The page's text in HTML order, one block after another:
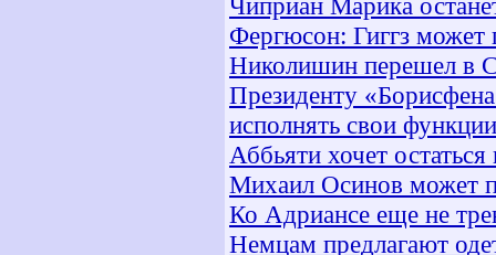
Фергюсон: Гиггз может
Николишин перешел в
Президенту
исполнять свои функции
Аббьяти хочет
Михаил Осинов может
Ко Адриансе еще не
Немцам предлагают